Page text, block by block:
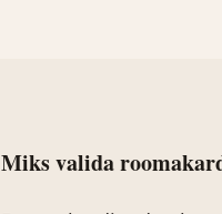
Miks valida